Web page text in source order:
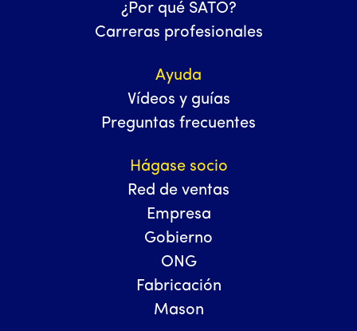
¿Por qué SATO?
Carreras profesionales
Ayuda
Vídeos y guías
Preguntas frecuentes
Hágase socio
Red de ventas
Empresa
Gobierno
ONG
Fabricación
Mason